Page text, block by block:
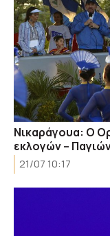
Νικαράγουα: Ο
εκλογών –
21/07 10:17